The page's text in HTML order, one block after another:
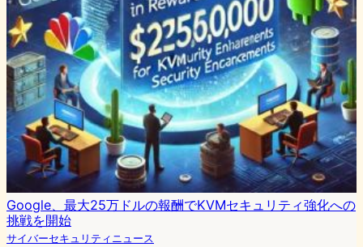
Google、最大25万ドルの報酬でKVMセキュリティ強化への
挑戦を開始
サイバーセキュリティニュース